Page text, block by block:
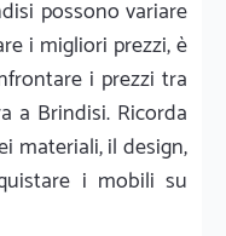
possono variare
i migliori prezzi, è
i prezzi tra
a Brindisi. Ricorda
materiali, il design,
i mobili su